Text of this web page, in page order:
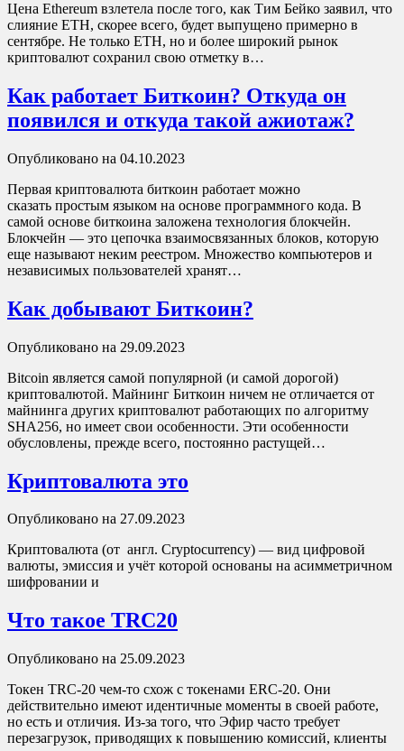
Цена Ethereum взлетела после того, как Тим Бейко заявил, что
слияние ETH, скорее всего, будет выпущено примерно в
сентябре. Не только ETH, но и более широкий рынок
криптовалют сохранил свою отметку в…
Как работает Биткоин? Откуда он
появился и откуда такой ажиотаж?
Опубликовано на 04.10.2023
Первая криптовалюта биткоин работает можно
сказать простым языком на основе программного кода. В
самой основе биткоина заложена технология блокчейн.
Блокчейн — это цепочка взаимосвязанных блоков, которую
еще называют неким реестром. Множество компьютеров и
независимых пользователей хранят…
Как добывают Биткоин?
Опубликовано на 29.09.2023
Bitcoin является самой популярной (и самой дорогой)
криптовалютой. Майнинг Биткоин ничем не отличается от
майнинга других криптовалют работающих по алгоритму
SHA256, но имеет свои особенности. Эти особенности
обусловлены, прежде всего, постоянно растущей…
Криптовалюта это
Опубликовано на 27.09.2023
Криптовалюта (от англ. Cryptocurrency) — вид цифровой
валюты, эмиссия и учёт которой основаны на асимметричном
шифровании и
Что такое TRC20
Опубликовано на 25.09.2023
Токен TRC-20 чем-то схож с токенами ERC-20. Они
действительно имеют идентичные моменты в своей работе,
но есть и отличия. Из-за того, что Эфир часто требует
перезагрузок, приводящих к повышению комиссий, клиенты